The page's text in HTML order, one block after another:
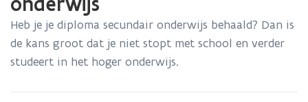
zich
op:
zoek
naar
Heb je je diploma secundair onderwijs behaald? Dan is
de kans groot dat je niet stopt met school en verder
studeert in het hoger onderwijs.